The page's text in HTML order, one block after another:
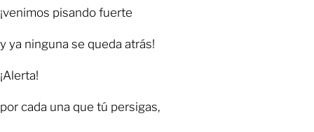
¡venimos pisando fuerte
y ya ninguna se queda atrás!
¡Alerta!
por cada una que tú persigas,